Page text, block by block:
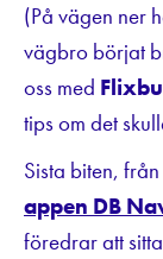
(På vägen ner
vägbro börjat
oss med
tips om det
Sista biten,
appen DB
föredrar att